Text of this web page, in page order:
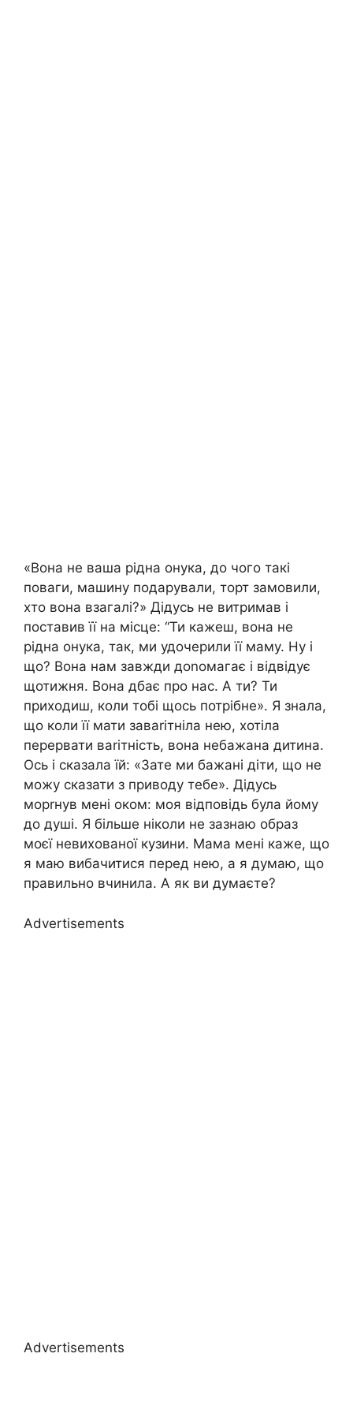
«Вона не ваша рідна онука, до чого такі
поваги, машину подарували, торт замовили,
хто вона взагалі?» Дідусь не витримав і
поставив її на місце: “Ти кажеш, вона не
рідна онука, так, ми удочерили її маму. Ну і
що? Вона нам завжди доnомагає і відвідує
щотижня. Вона дбає про нас. А ти? Ти
приходиш, коли тобі щось потрібне». Я знала,
що коли її мати заваrітніла нею, хотіла
перервати ваrітність, вона небажана дитина.
Ось і сказала їй: «Зате ми бажані діти, що не
можу сказати з приводу тебе». Дідусь
морrнув мені оком: моя відповідь була йому
до душі. Я більше ніколи не зазнаю образ
моєї невихованої кузини. Мама мені каже, що
я маю вибачитися перед нею, а я думаю, що
правильно вчинила. А як ви думаєте?
Advertisements
Advertisements